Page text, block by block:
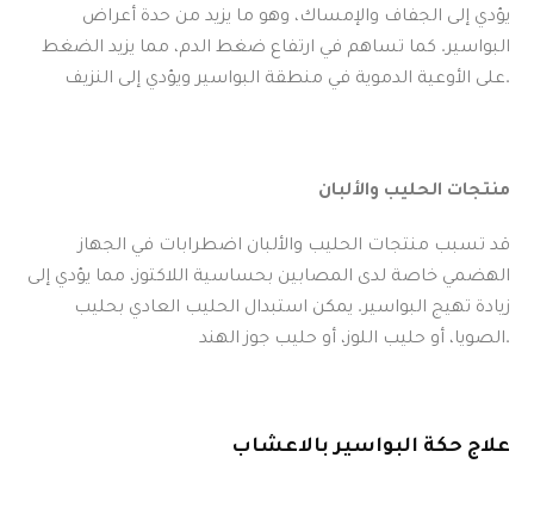
يؤدي إلى الجفاف والإمساك، وهو ما يزيد من حدة أعراض
البواسير. كما تساهم في ارتفاع ضغط الدم، مما يزيد الضغط
على الأوعية الدموية في منطقة البواسير ويؤدي إلى النزيف.
منتجات الحليب والألبان
قد تسبب منتجات الحليب والألبان اضطرابات في الجهاز
الهضمي خاصة لدى المصابين بحساسية اللاكتوز، مما يؤدي إلى
زيادة تهيج البواسير. يمكن استبدال الحليب العادي بحليب
الصويا، أو حليب اللوز، أو حليب جوز الهند.
علاج حكة البواسير بالاعشاب